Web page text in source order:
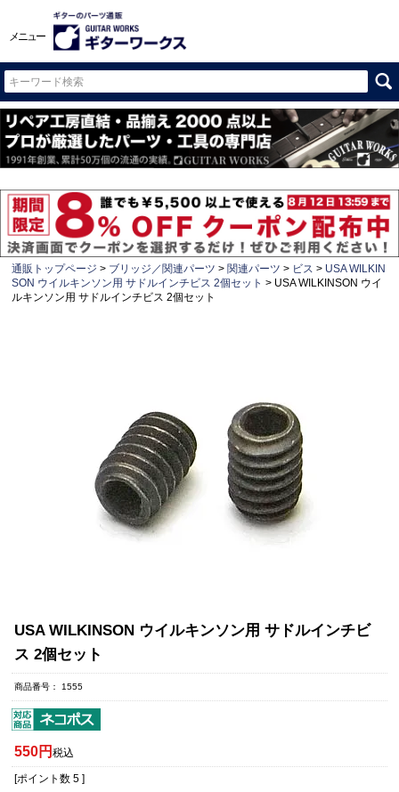
メニュー
通販トップページ ブリッジ／関連パーツ 関連パーツ ビス
USA WILKIN
SON ウイルキンソン用 サドルインチビス 2個セット
USA WILKINSON ウイ
ルキンソン用 サドルインチビス 2個セット
USA WILKINSON ウイルキンソン用 サドルインチビ
ス 2個セット
商品番号 1555
550 税込
[ポイント数 5 ]